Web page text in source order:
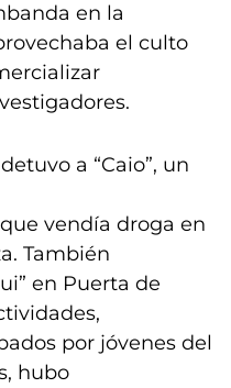
en la
el culto
a “Caio”, un
vendía droga en
También
en Puerta de
por jóvenes del
hubo